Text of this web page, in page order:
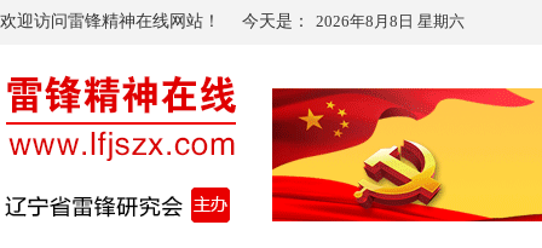
欢迎访问雷锋精神在线网站！ 今天是： 2026年8月8日 星期六